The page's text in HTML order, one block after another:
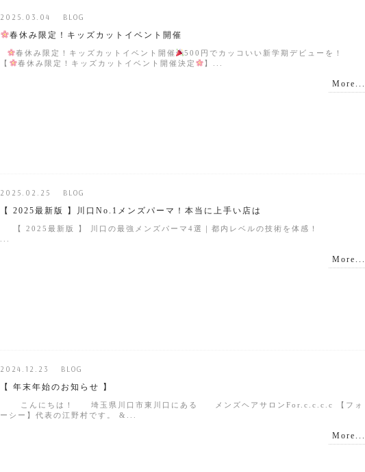
2025.03.04 BLOG
春休み限定！キッズカットイベント開催
春休み限定！キッズカットイベント開催
500円でカッコいい新学期デビューを！
【
春休み限定！キッズカットイベント開催決定 】...
More...
2025.02.25 BLOG
【 2025最新版 】川口No.1メンズパーマ！本当に上手い店は
【 2025最新版 】 川口の最強メンズパーマ4選｜都内レベルの技術を体感！
More...
2024.12.23 BLOG
【 年末年始のお知らせ 】
こんにちは！ 埼玉県川口市東川口にある メンズヘアサロンFor.c.c.c.c 【フォ
ーシー】代表の江野村です。 &...
More...